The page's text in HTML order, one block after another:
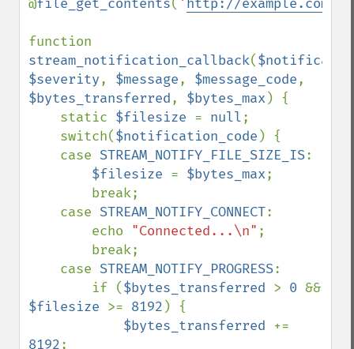
@file_get_contents( ' http://example.com/
stream_notification_callback(
$severity, $message, $message_code
$bytes_transferred, $bytes_max ) {
    static
$filesize = null;
    switch(
$notification_code ) {
    case
STREAM_NOTIFY_FILE_SIZE_IS:
$filesize = $bytes_max;
    case
STREAM_NOTIFY_CONNECT:
        echo
"Connected...\n" ;
    case
STREAM_NOTIFY_PROGRESS:
        if (
$bytes_transferred > 0
$filesize >= 8192 ) {
$bytes_transferred
8192;